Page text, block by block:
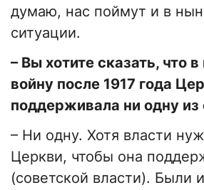
думаю, нас поймут и в
ситуации.
– Вы хотите сказать, что
войну после 1917 года
поддерживала ни одну из
­– Ни одну. Хотя власти
Церкви, чтобы она
(советской власти). Были